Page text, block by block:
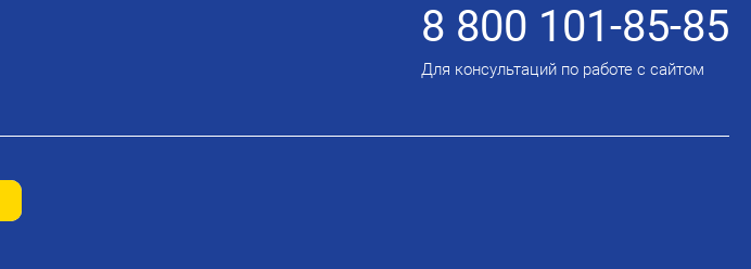
8 800 101-85-85
Для консультаций по работе с сайтом